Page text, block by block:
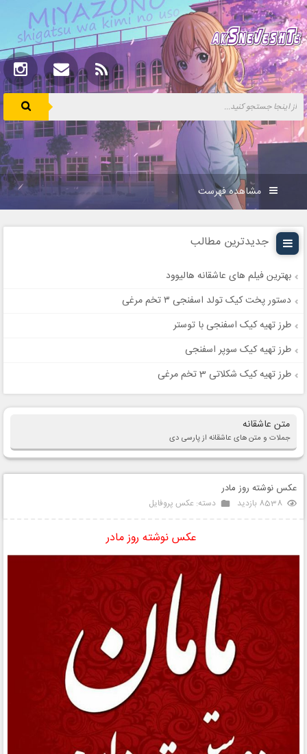
مشاهده فهرست
جدیدترین مطالب
بهترین فیلم های عاشقانه هالیوود
دستور پخت کیک تولد اسفنجی ۳ تخم مرغی
طرز تهیه کیک اسفنجی با توستر
طرز تهیه کیک سوپر اسفنجی
طرز تهیه کیک شکلاتی 3 تخم مرغی
متن عاشقانه
جملات و متن های عاشقانه از پارسی دی
عکس نوشته روز مادر
8538 بازدید دسته: عکس پروفایل
عکس نوشته روز مادر